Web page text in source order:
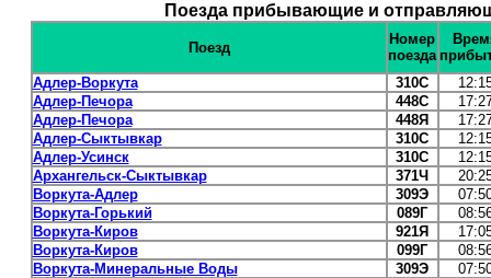
Поезда прибывающие и
Поезд
Номер
поезда
Адлер-Воркута
310С
Адлер-Печора
448С
Адлер-Печора
448Я
Адлер-Сыктывкар
310С
Адлер-Усинск
310С
Архангельск-Сыктывкар
371Ч
Воркута-Адлер
309Э
Воркута-Горький
089Г
Воркута-Киров
921Я
Воркута-Киров
099Г
Воркута-Минеральные Воды
309Э